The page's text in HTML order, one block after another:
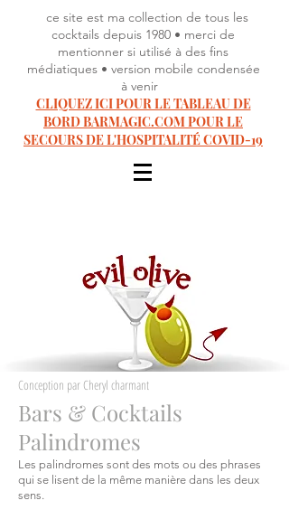
ce site est ma collection de tous les
cocktails depuis 1980 • merci de
mentionner si utilisé à des fins
médiatiques • version mobile condensée
à venir
CLIQUEZ ICI POUR LE TABLEAU DE
BORD BARMAGIC.COM POUR LE
SECOURS DE L'HOSPITALITÉ COVID-19
Conception par Cheryl charmant
Bars & Cocktails
Palindromes
Les palindromes sont des mots ou des phrases
qui se lisent de la même manière dans les deux
sens.